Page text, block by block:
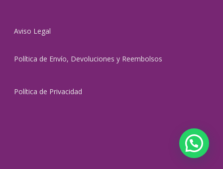
Aviso Legal
Política de Envío, Devoluciones y Reembolsos
Política de Privacidad